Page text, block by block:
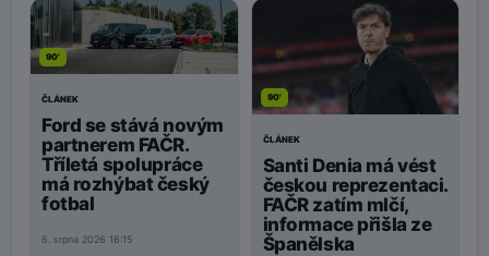
90'
ČLÁNEK
Ford se stává novým
partnerem FAČR.
Tříletá spolupráce
má rozhýbat český
fotbal
6. srpna 2026 16:15
90'
ČLÁNEK
Santi Denia má vést
českou reprezentaci.
FAČR zatím mlčí,
informace přišla ze
Španělska